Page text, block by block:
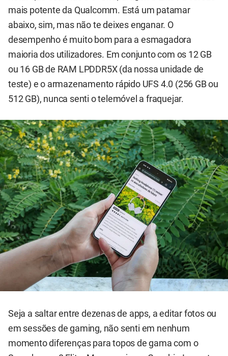
mais potente da Qualcomm. Está um patamar
abaixo, sim, mas não te deixes enganar. O
desempenho é muito bom para a esmagadora
maioria dos utilizadores. Em conjunto com os 12 GB
ou 16 GB de RAM LPDDR5X (da nossa unidade de
teste) e o armazenamento rápido UFS 4.0 (256 GB ou
512 GB), nunca senti o telemóvel a fraquejar.
Seja a saltar entre dezenas de apps, a editar fotos ou
em sessões de gaming, não senti em nenhum
momento diferenças para topos de gama com o